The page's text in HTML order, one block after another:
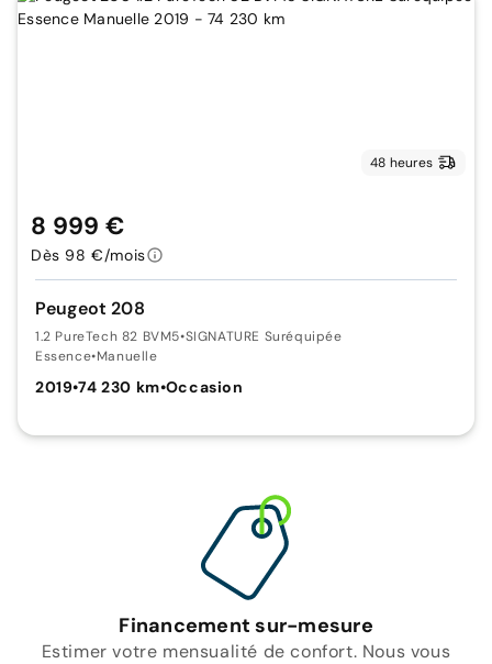
48 heures
Peugeot 208
1.2 PureTech 82 BVM5•SIGNATURE Suréquipée
Essence•Manuelle
2019•74 230 km•Occasion
8 999 €
Dès 98 €/mois
Financement sur-mesure
Estimer votre mensualité de confort. Nous vous